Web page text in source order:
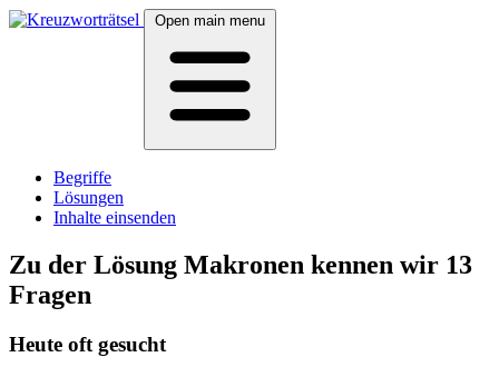
Open main menu
Begriffe
Lösungen
Inhalte einsenden
Zu der Lösung Makronen kennen wir 13
Fragen
Heute oft gesucht